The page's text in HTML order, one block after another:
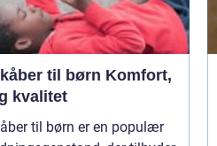
til børn Komfort,
kvalitet
til børn er en populær